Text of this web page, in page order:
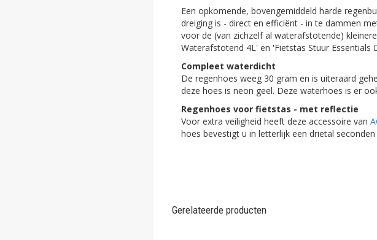
Een opkomende, bovengemiddeld harde
dreiging is - direct en efficiënt - in te dammen
voor de (van zichzelf al waterafstotende)
Waterafstotend 4L' en 'Fietstas Stuur Essentials
Compleet waterdicht
De regenhoes weeg 30 gram en is uiteraard
deze hoes is neon geel. Deze waterhoes is er
Regenhoes voor fietstas - met reflectie
Voor extra veiligheid heeft deze accessoire van
hoes bevestigt u in letterlijk een drietal
Gerelateerde producten